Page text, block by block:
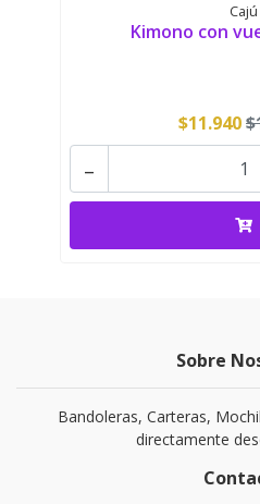
Cajú
Kimono con
$11.940
-
Sobre
Bandoleras, Carteras,
directamente